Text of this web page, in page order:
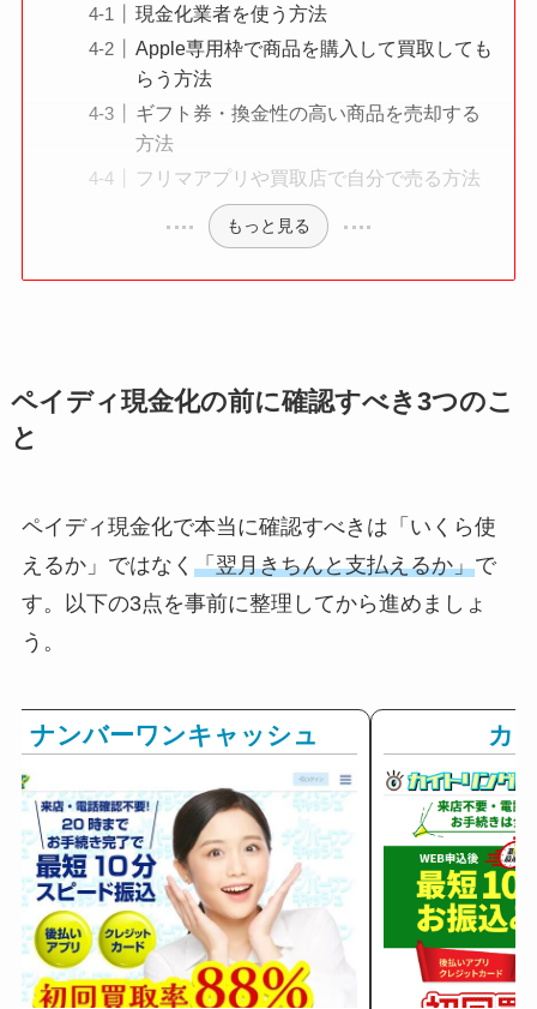
現金化業者を使う方法
Apple専用枠で商品を購入して買取しても
らう方法
ギフト券・換金性の高い商品を売却する
方法
フリマアプリや買取店で自分で売る方法
もっと見る
ペイディ現金化の前に確認すべき3つのこ
と
ペイディ現金化で本当に確認すべきは「いくら使
えるか」ではなく 「翌月きちんと支払えるか」で
す。以下の3点を事前に整理してから進めましょ
う。
ナンバーワンキャッシュ カ